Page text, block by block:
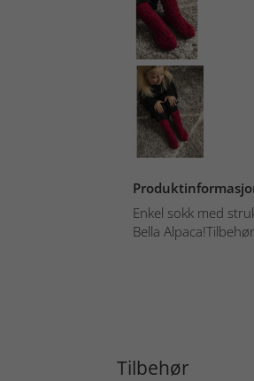
Enkel sokk med
Bella
Tilbehør